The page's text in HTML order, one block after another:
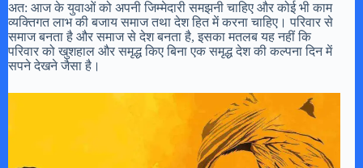
अत: आज के युवाओं को अपनी जिम्मेदारी समझनी चाहिए और कोई भी काम
व्यक्तिगत लाभ की बजाय समाज तथा देश हित में करना चाहिए। परिवार से
समाज बनता है और समाज से देश बनता है, इसका मतलब यह नहीं कि
परिवार को खुशहाल और समृद्ध किए बिना एक समृद्ध देश की कल्पना दिन में
सपने देखने जैसा है।